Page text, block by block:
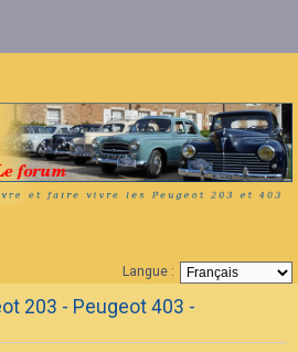
Langue :
203 - Peugeot 403 -